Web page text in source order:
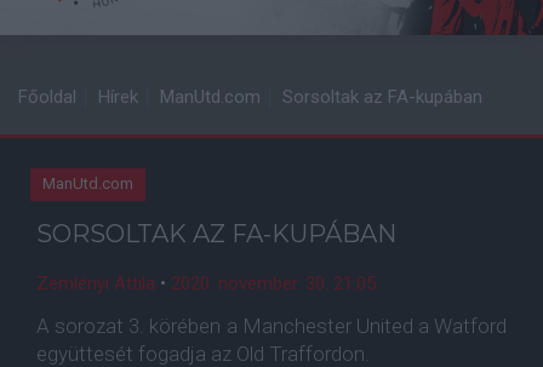
Főoldal Hírek ManUtd.com Sorsoltak az FA-kupában
ManUtd.com
SORSOLTAK AZ FA-KUPÁBAN
Zemlényi Attila • 2020. november. 30. 21:05
A sorozat 3. körében a Manchester United a Watford
együttesét fogadja az Old Traffordon.